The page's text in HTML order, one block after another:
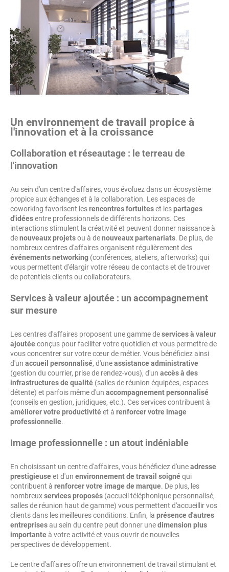
Un environnement de travail propice à
l'innovation et à la croissance
Collaboration et réseautage : le terreau de
l'innovation
Au sein d'un centre d'affaires, vous évoluez dans un écosystème
propice aux échanges et à la collaboration. Les espaces de
coworking favorisent lesrencontres fortuiteset lespartages
d'idéesentre professionnels de différents horizons. Ces
interactions stimulent la créativité et peuvent donner naissance à
denouveaux projetsou à denouveaux partenariats. De plus, de
nombreux centres d'affaires organisent régulièrement des
événements networking (conférences, ateliers, afterworks) qui
vous permettent d'élargir votre réseau de contacts et de trouver
de potentiels clients ou collaborateurs.
Services à valeur ajoutée : un accompagnement
sur mesure
Les centres d'affaires proposent une gamme deservices à valeur
ajoutéeconçus pour faciliter votre quotidien et vous permettre de
vous concentrer sur votre cœur de métier. Vous bénéficiez ainsi
d'un accueil personnalisé, d'uneassistance administrative
(gestion du courrier, prise de rendez-vous), d'un accès à des
infrastructures de qualité (salles de réunion équipées, espaces
détente) et parfois même d'un accompagnement personnalisé
(conseils en gestion, juridiques, etc.). Ces services contribuent à
améliorer votre productivitéet à renforcer votre image
professionnelle.
Image professionnelle : un atout indéniable
En choisissant un centre d'affaires, vous bénéficiez d'uneadresse
prestigieuseet d'un environnement de travail soignéqui
contribuent à renforcer votre image de marque. De plus, les
nombreuxservices proposés (accueil téléphonique personnalisé,
salles de réunion haut de gamme) vous permettent d'accueillir vos
clients dans les meilleures conditions. Enfin, la présence d'autres
entreprisesau sein du centre peut donner unedimension plus
importanteà votre activité et vous ouvrir de nouvelles
perspectives de développement.
Le centre d'affaires offre un environnement de travail stimulant et